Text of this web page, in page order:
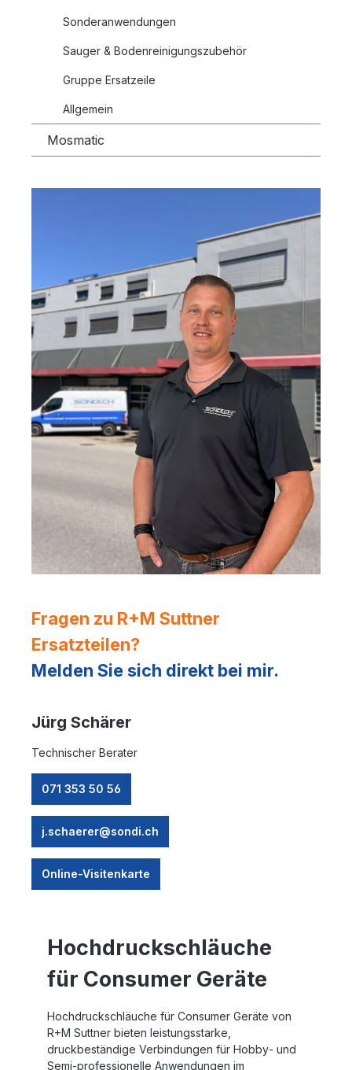
Sonderanwendungen
Sauger & Bodenreinigungszubehör
Gruppe Ersatzeile
Allgemein
Mosmatic
Fragen zu R+M Suttner
Ersatzteilen?
Melden Sie sich direkt bei mir.
Jürg Schärer
Technischer Berater
071 353 50 56
j.schaerer@sondi.ch
Online-Visitenkarte
Hochdruckschläuche
für Consumer Geräte
Hochdruckschläuche für Consumer Geräte von
R+M Suttner bieten leistungsstarke,
druckbeständige Verbindungen für Hobby‑ und
Semi‑professionelle Anwendungen im